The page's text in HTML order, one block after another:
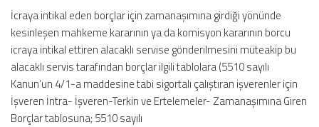
İcraya intikal eden borçlar için zamanaşımına girdiği yönünde
kesinleşen mahkeme kararının ya da komisyon kararının borcu
icraya intikal ettiren alacaklı servise gönderilmesini müteakip bu
alacaklı servis tarafından borçlar ilgili tablolara (5510 sayılı
Kanun’un 4/1-a maddesine tabi sigortalı çalıştıran işverenler için
İşveren İntra- İşveren-Terkin ve Ertelemeler- Zamanaşımına Giren
Borçlar tablosuna; 5510 sayılı